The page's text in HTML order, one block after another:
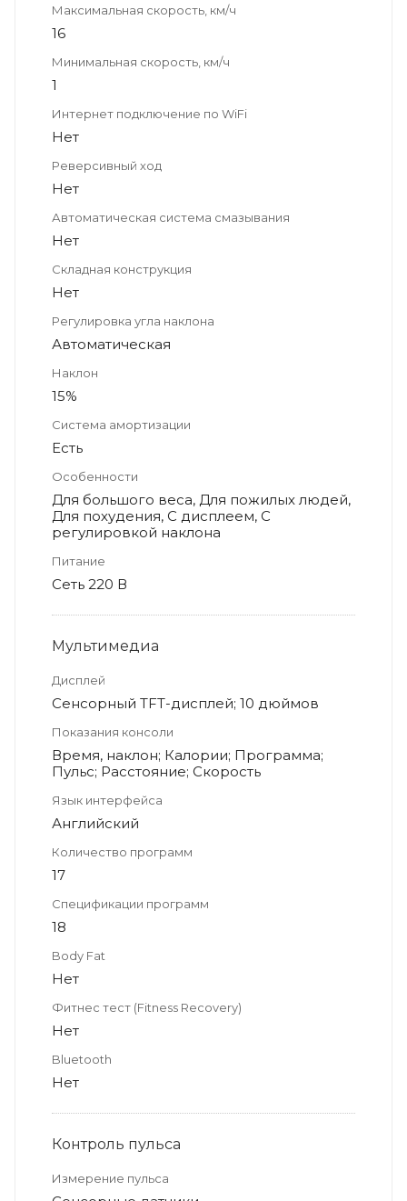
Максимальная скорость, км/ч
16
Минимальная скорость, км/ч
1
Интернет подключение по WiFi
Нет
Реверсивный ход
Нет
Автоматическая система смазывания
Нет
Складная конструкция
Нет
Регулировка угла наклона
Автоматическая
Наклон
15%
Система амортизации
Есть
Особенности
Для большого веса, Для пожилых людей,
Для похудения, С дисплеем, С
регулировкой наклона
Питание
Сеть 220 В
Мультимедиа
Дисплей
Сенсорный TFT-дисплей; 10 дюймов
Показания консоли
Время, наклон; Калории; Программа;
Пульс; Расстояние; Скорость
Язык интерфейса
Английский
Количество программ
17
Спецификации программ
18
Body Fat
Нет
Фитнес тест (Fitness Recovery)
Нет
Bluetooth
Нет
Контроль пульса
Измерение пульса